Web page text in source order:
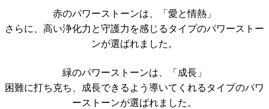
赤のパワーストーンは、「愛と情熱」
さらに、高い浄化力と守護力を感じるタイプのパワーストー
ンが選ばれました。
緑のパワーストーンは、「成長」
困難に打ち克ち、成長できるよう導いてくれるタイプのパワ
ーストーンが選ばれました。